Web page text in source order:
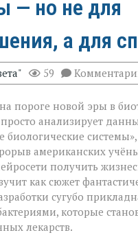
— но не для
а для
59
пороге новой эры в
анализирует
биологические
американских
получить
как сюжет
сугубо
которые
лекарств.